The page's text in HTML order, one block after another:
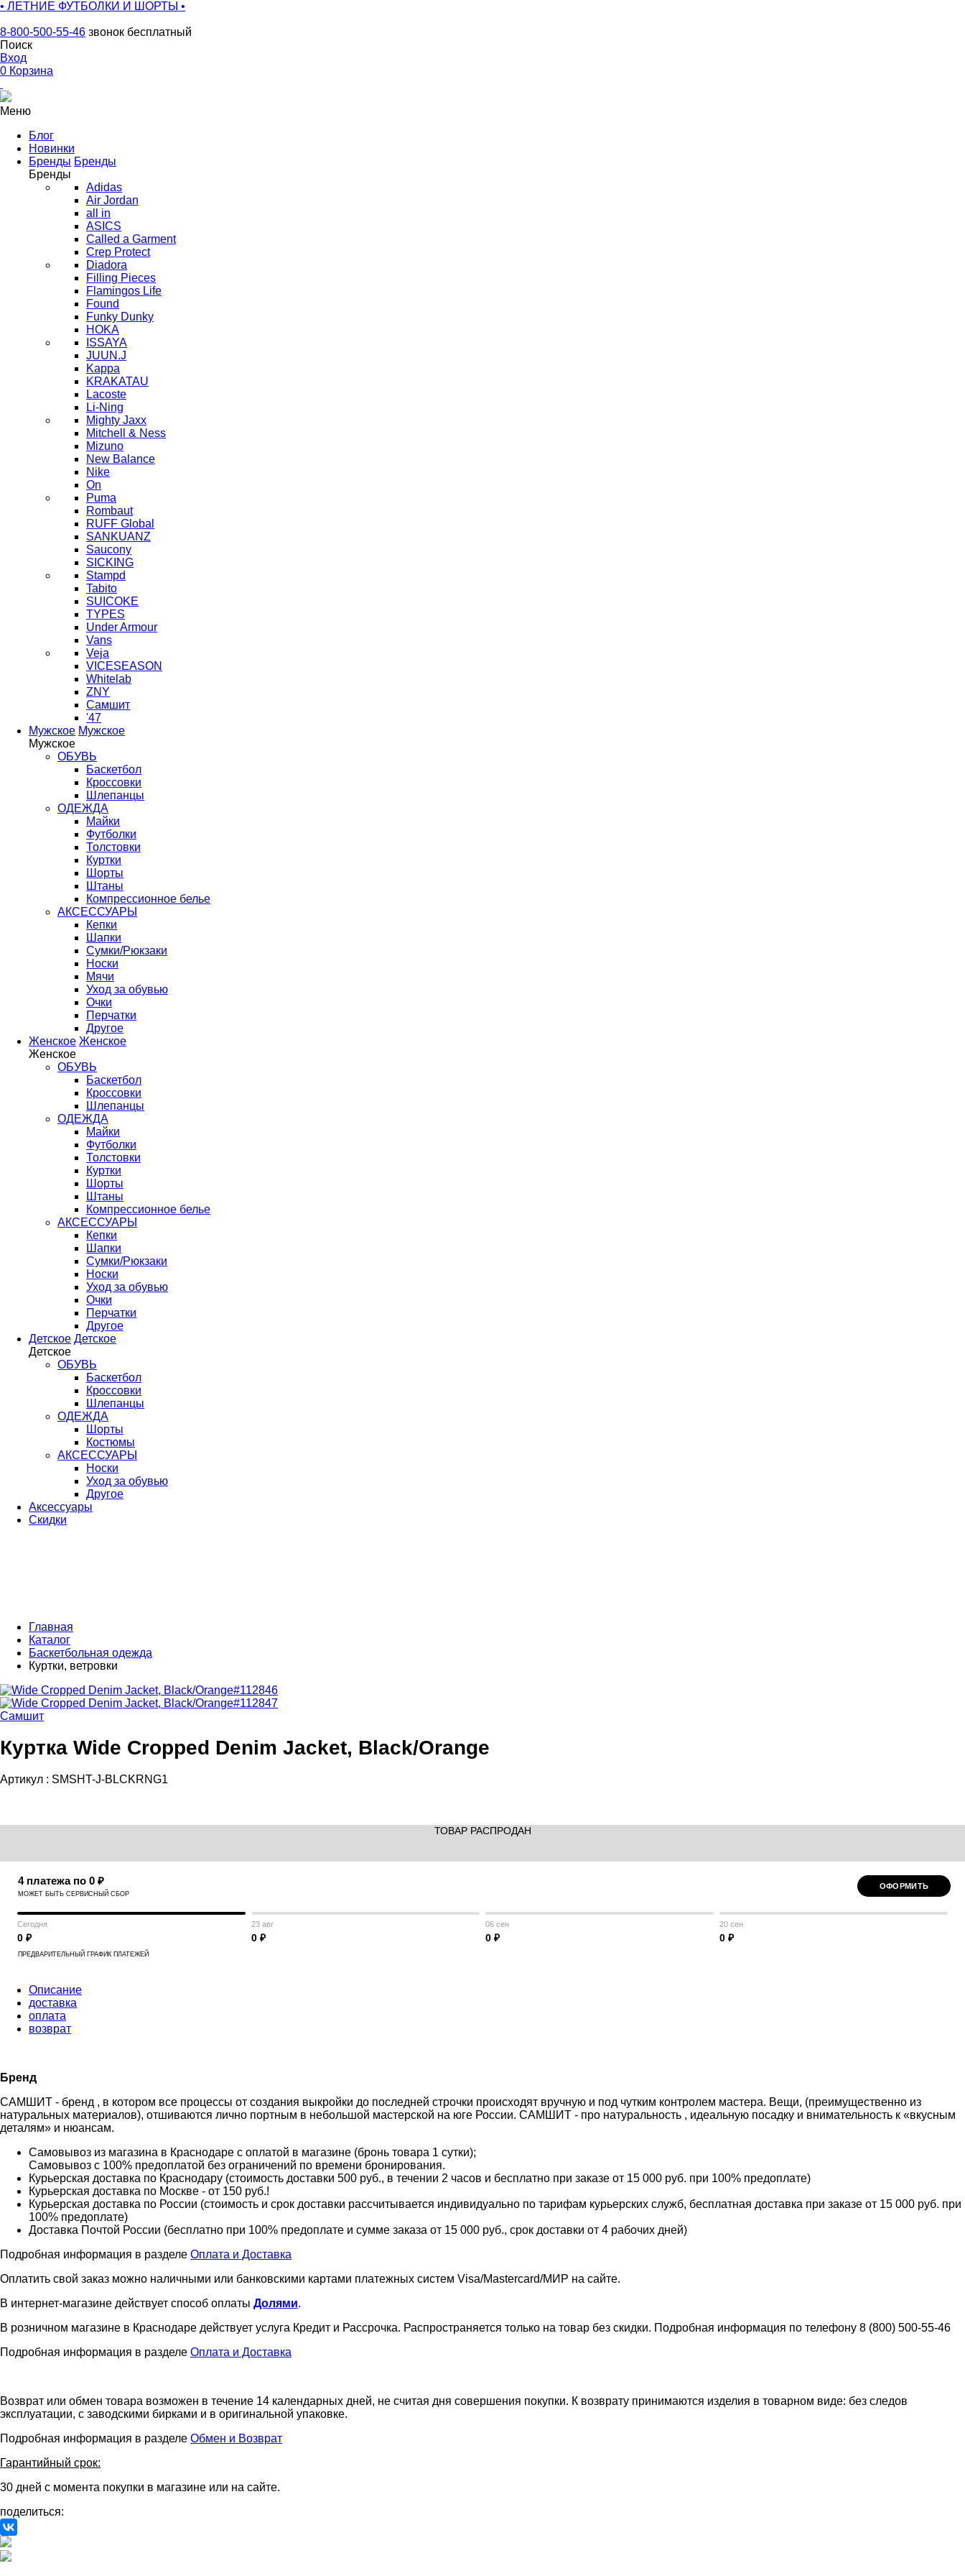
• ЛЕТНИЕ ФУТБОЛКИ И ШОРТЫ •
8-800-500-55-46 звонок бесплатный
Поиск
Вход
0 Корзина
Меню
Блог
Новинки
Бренды Бренды
Бренды
Adidas
Air Jordan
all in
ASICS
Called a Garment
Crep Protect
Diadora
Filling Pieces
Flamingos Life
Found
Funky Dunky
HOKA
ISSAYA
JUUN.J
Kappa
KRAKATAU
Lacoste
Li-Ning
Mighty Jaxx
Mitchell & Ness
Mizuno
New Balance
Nike
On
Puma
Rombaut
RUFF Global
SANKUANZ
Saucony
SICKING
Stampd
Tabito
SUICOKE
TYPES
Under Armour
Vans
Veja
VICESEASON
Whitelab
ZNY
Самшит
'47
Мужское Мужское
Мужское
ОБУВЬ
Баскетбол
Кроссовки
Шлепанцы
ОДЕЖДА
Майки
Футболки
Толстовки
Куртки
Шорты
Штаны
Компрессионное белье
АКСЕССУАРЫ
Кепки
Шапки
Сумки/Рюкзаки
Носки
Мячи
Уход за обувью
Очки
Перчатки
Другое
Женское Женское
Женское
ОБУВЬ
Баскетбол
Кроссовки
Шлепанцы
ОДЕЖДА
Майки
Футболки
Толстовки
Куртки
Шорты
Штаны
Компрессионное белье
АКСЕССУАРЫ
Кепки
Шапки
Сумки/Рюкзаки
Носки
Уход за обувью
Очки
Перчатки
Другое
Детское Детское
Детское
ОБУВЬ
Баскетбол
Кроссовки
Шлепанцы
ОДЕЖДА
Шорты
Костюмы
АКСЕССУАРЫ
Носки
Уход за обувью
Другое
Аксессуары
Скидки
Главная
Каталог
Баскетбольная одежда
Куртки, ветровки
Самшит
Куртка Wide Cropped Denim Jacket, Black/Orange
Артикул : SMSHT-J-BLCKRNG1
ТОВАР РАСПРОДАН
4 платежа по 0 ₽
МОЖЕТ БЫТЬ СЕРВИСНЫЙ СБОР
ОФОРМИТЬ
Сегодня
0 ₽
23 авг
0 ₽
06 сен
0 ₽
20 сен
0 ₽
ПРЕДВАРИТЕЛЬНЫЙ ГРАФИК ПЛАТЕЖЕЙ
Описание
доставка
оплата
возврат
Бренд
САМШИТ - бренд , в котором все процессы от создания выкройки до последней строчки происходят вручную и под чутким контролем мастера. Вещи, (преимущественно из
натуральных материалов), отшиваются лично портным в небольшой мастерской на юге России. САМШИТ - про натуральность , идеальную посадку и внимательность к «вкусным
деталям» и нюансам.
Самовывоз из магазина в Краснодаре с оплатой в магазине (бронь товара 1 сутки);
Самовывоз с 100% предоплатой без ограничений по времени бронирования.
Курьерская доставка по Краснодару (стоимость доставки 500 руб., в течении 2 часов и бесплатно при заказе от 15 000 руб. при 100% предоплате)
Курьерская доставка по Москве - от 150 руб.!
Курьерская доставка по России (стоимость и срок доставки рассчитывается индивидуально по тарифам курьерских служб, бесплатная доставка при заказе от 15 000 руб. при
100% предоплате)
Доставка Почтой России (бесплатно при 100% предоплате и сумме заказа от 15 000 руб., срок доставки от 4 рабочих дней)
Подробная информация в разделе Оплата и Доставка
Оплатить свой заказ можно наличными или банковскими картами платежных систем Visa/Mastercard/МИР на сайте.
В интернет-магазине действует способ оплаты Долями.
В розничном магазине в Краснодаре действует услуга Кредит и Рассрочка. Распространяется только на товар без скидки. Подробная информация по телефону 8 (800) 500-55-46
Подробная информация в разделе Оплата и Доставка
Возврат или обмен товара возможен в течение 14 календарных дней, не считая дня совершения покупки. К возврату принимаются изделия в товарном виде: без следов
эксплуатации, с заводскими бирками и в оригинальной упаковке.
Подробная информация в разделе Обмен и Возврат
Гарантийный срок:
30 дней с момента покупки в магазине или на сайте.
поделиться: